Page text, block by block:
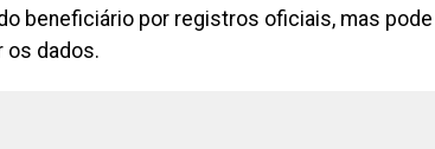
beneficiário por registros oficiais, mas
os dados.